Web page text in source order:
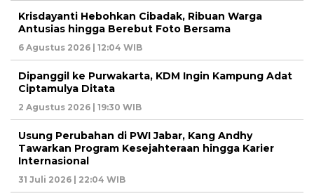
Krisdayanti Hebohkan Cibadak, Ribuan Warga
Antusias hingga Berebut Foto Bersama
6 Agustus 2026 | 12:04 WIB
Dipanggil ke Purwakarta, KDM Ingin Kampung Adat
Ciptamulya Ditata
2 Agustus 2026 | 19:30 WIB
Usung Perubahan di PWI Jabar, Kang Andhy
Tawarkan Program Kesejahteraan hingga Karier
Internasional
31 Juli 2026 | 22:04 WIB